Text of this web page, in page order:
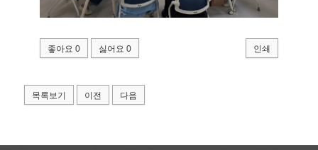
좋아요 0 싫어요 0 인쇄
목록보기 이전 다음